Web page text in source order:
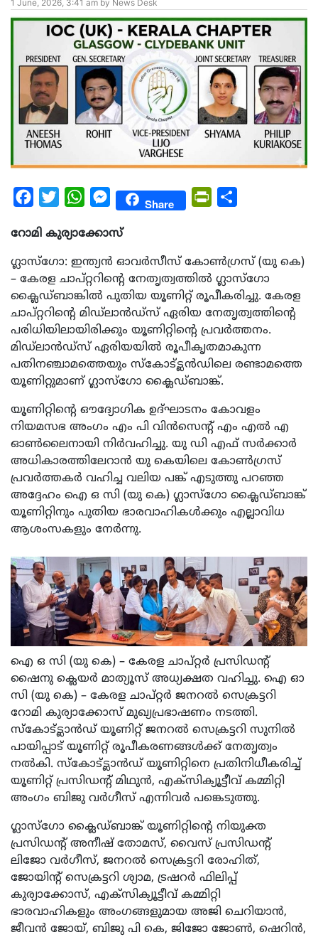
1 June, 2026, 3:41 am by News Desk
Facebook
Twitter WhatsAppMessengerShare PrintFriendly
റോമി കുര്യാക്കോസ്
ഗ്ലാസ്ഗോ: ഇന്ത്യൻ ഓവർസീസ് കോൺഗ്രസ് (യു കെ)
– കേരള ചാപ്റ്ററിന്റെ നേതൃത്വത്തിൽ ഗ്ലാസ്ഗോ
ക്ലൈഡ്ബാങ്കിൽ പുതിയ യൂണിറ്റ് രൂപീകരിച്ചു. കേരള
ചാപ്റ്ററിന്റെ മിഡ്‌ലാൻഡ്സ് ഏരിയ നേതൃത്വത്തിന്റെ
പരിധിയിലായിരിക്കും യൂണിറ്റിന്റെ പ്രവർത്തനം.
മിഡ്‌ലാൻഡ്സ് ഏരിയയിൽ രൂപീകൃതമാകുന്ന
പതിനഞ്ചാമത്തെയും സ്കോട്ട്ലൻഡിലെ രണ്ടാമത്തെ
യൂണിറ്റുമാണ് ഗ്ലാസ്ഗോ ക്ലൈഡ്ബാങ്ക്.
യൂണിറ്റിന്റെ ഔദ്യോഗിക ഉദ്ഘാടനം കോവളം
നിയമസഭ അംഗം എം പി വിൻസെന്റ് എം എൽ എ
ഓൺലൈനായി നിർവഹിച്ചു. യു ഡി എഫ് സർക്കാർ
അധികാരത്തിലേറാൻ യു കെയിലെ കോൺഗ്രസ്
പ്രവർത്തകർ വഹിച്ച വലിയ പങ്ക് എടുത്തു പറഞ്ഞ
അദ്ദേഹം ഐ ഒ സി (യു കെ) ഗ്ലാസ്ഗോ ക്ലൈഡ്ബാങ്ക്
യൂണിറ്റിനും പുതിയ ഭാരവാഹികൾക്കും എല്ലാവിധ
ആശംസകളും നേർന്നു.
ഐ ഒ സി (യു കെ) – കേരള ചാപ്റ്റർ പ്രസിഡന്റ്‌
ഷൈനു ക്ലെയർ മാത്യൂസ് അധ്യക്ഷത വഹിച്ചു. ഐ ഓ
സി (യു കെ) – കേരള ചാപ്റ്റർ ജനറൽ സെക്രട്ടറി
റോമി കുര്യാക്കോസ് മുഖ്യപ്രഭാഷണം നടത്തി.
സ്കോട്ട്ലാൻഡ് യൂണിറ്റ് ജനറൽ സെക്രട്ടറി സുനിൽ
പായിപ്പാട് യൂണിറ്റ് രൂപീകരണങ്ങൾക്ക് നേതൃത്വം
നൽകി. സ്കോട്ട്ലാൻഡ് യൂണിറ്റിനെ പ്രതിനിധീകരിച്ച്
യൂണിറ്റ് പ്രസിഡന്റ്‌ മിഥുൻ, എക്സിക്യൂട്ടീവ് കമ്മിറ്റി
അംഗം ബിജു വർഗീസ് എന്നിവർ പങ്കെടുത്തു.
ഗ്ലാസ്ഗോ ക്ലൈഡ്ബാങ്ക് യൂണിറ്റിന്റെ നിയുക്ത
പ്രസിഡന്റ്‌ അനീഷ് തോമസ്, വൈസ് പ്രസിഡന്റ്‌
ലിജോ വർഗീസ്, ജനറൽ സെക്രട്ടറി രോഹിത്,
ജോയിന്റ് സെക്രട്ടറി ശ്യാമ, ട്രഷറർ ഫിലിപ്പ്
കുര്യാക്കോസ്, എക്സിക്യൂട്ടീവ് കമ്മിറ്റി
ഭാരവാഹികളും അംഗങ്ങളുമായ അജി ചെറിയാൻ,
ജീവൻ ജോയ്, ബിജു പി കെ, ജിജോ ജോൺ, ഷെറിൻ,